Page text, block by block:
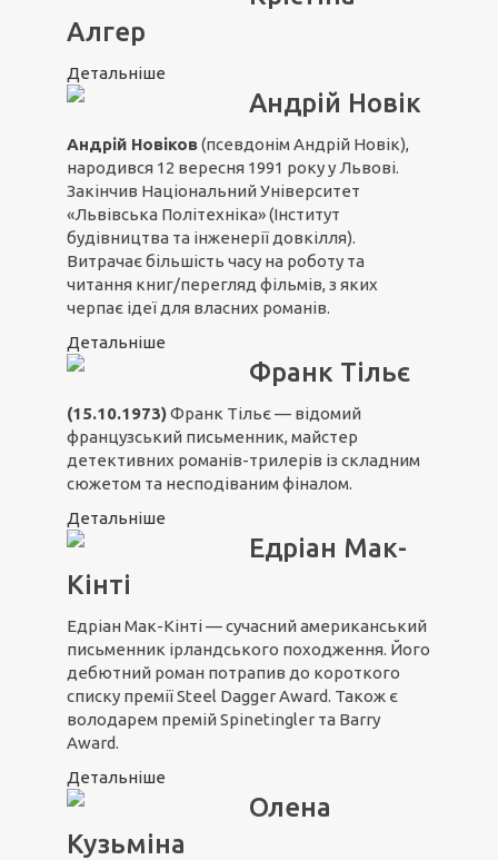
Алгер
Детальніше
Андрій Новік
Андрій Новіков(псевдонім Андрій Новік),
народився 12 вересня 1991 року у Львові.
Закінчив Національний Університет
«Львівська Політехніка» (Інститут
будівництва та інженерії довкілля).
Витрачає більшість часу на роботу та
читання книг/перегляд фільмів, з яких
черпає ідеї для власних романів.
Детальніше
Франк Тільє
(15.10.1973)Франк Тільє — відомий
французський письменник, майстер
детективних романів-трилерів із складним
сюжетом та несподіваним фіналом.
Детальніше
Едріан Мак-
Кінті
Едріан Мак-Кінті — сучасний американський
письменник ірландського походження. Його
дебютний роман потрапив до короткого
списку премії Steel Dagger Award. Також є
володарем премій Spinetingler та Вarry
Award.
Детальніше
Олена
Кузьміна